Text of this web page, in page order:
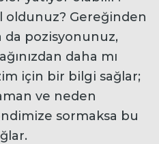
oldunuz? Gereğinden
da pozisyonunuz,
daha mı
için bir bilgi sağlar;
ve neden
sormaksa bu